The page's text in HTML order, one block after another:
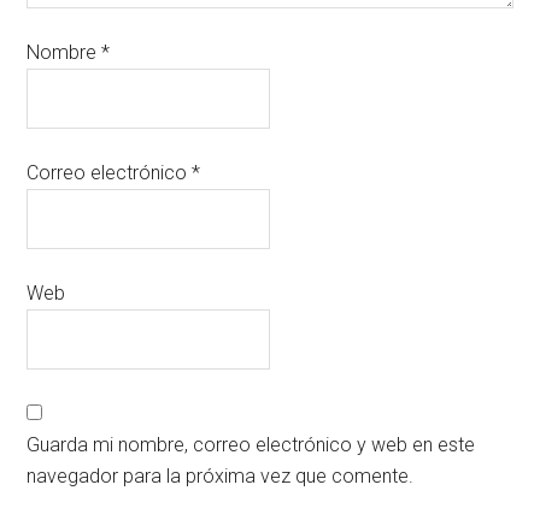
Nombre*
Correo electrónico*
Web
Guarda mi nombre, correo electrónico y web en este
navegador para la próxima vez que comente.